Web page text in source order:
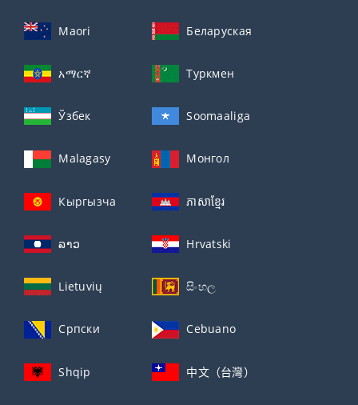
Maori Беларуская
አማርኛ Туркмен
Ўзбек Soomaaliga
Malagasy Монгол
Кыргызча ភាសាខ្មែរ
ລາວ Hrvatski
Lietuvių සිංහල
Српски Cebuano
Shqip 中文（台灣）